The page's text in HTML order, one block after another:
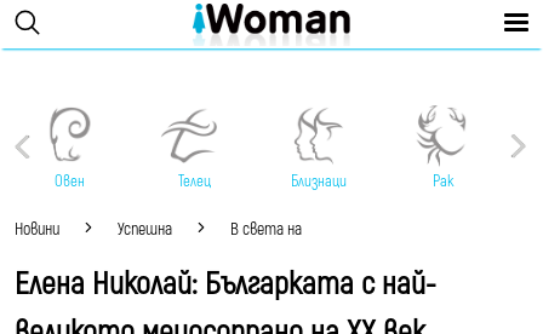
Овен Телец Близнаци Рак
Новини Успешна В света на
Елена Николай: Българката с най-